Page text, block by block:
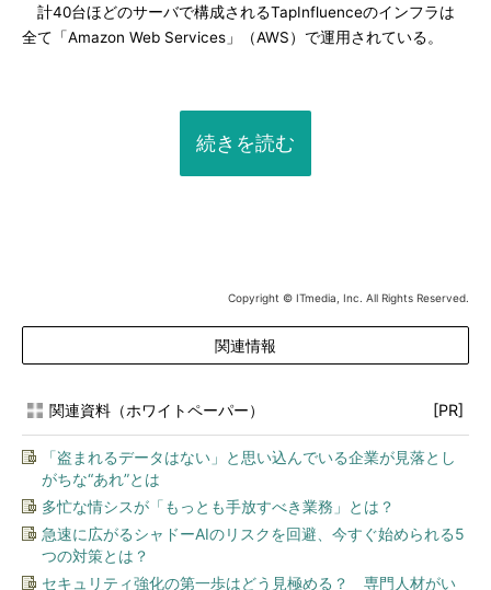
計40台ほどのサーバで構成されるTapInfluenceのインフラは
全て「Amazon Web Services」（AWS）で運用されている。
続きを読む
Copyright © ITmedia, Inc. All Rights Reserved.
関連情報
関連資料（ホワイトペーパー） [PR]
「盗まれるデータはない」と思い込んでいる企業が見落とし
がちな“あれ”とは
多忙な情シスが「もっとも手放すべき業務」とは？
急速に広がるシャドーAIのリスクを回避、今すぐ始められる5
つの対策とは？
セキュリティ強化の第一歩はどう見極める？ 専門人材がい